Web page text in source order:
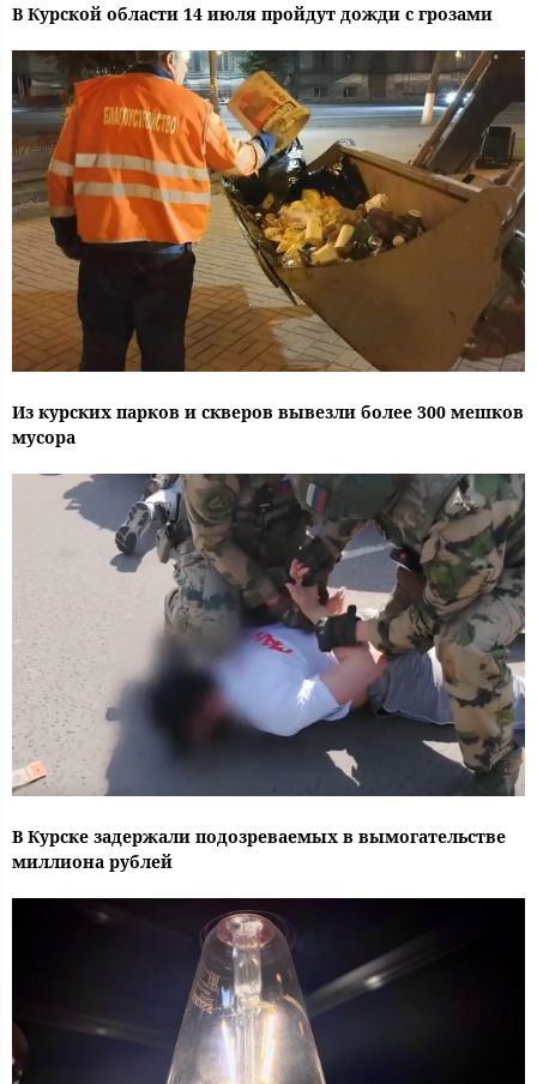
В Курской области 14 июля пройдут дожди с грозами
Из курских парков и скверов вывезли более 300 мешков
мусора
В Курске задержали подозреваемых в вымогательстве
миллиона рублей